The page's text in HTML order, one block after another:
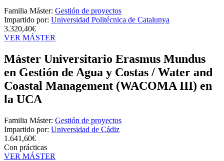
Familia Máster: Gestión de proyectos
Impartido por: Universidad Politécnica de Catalunya
3.320,40€
VER MÁSTER
Máster Universitario Erasmus Mundus
en Gestión de Agua y Costas / Water and
Coastal Management (WACOMA III) en
la UCA
Familia Máster: Gestión de proyectos
Impartido por: Universidad de Cádiz
1.641,60€
Con prácticas
VER MÁSTER